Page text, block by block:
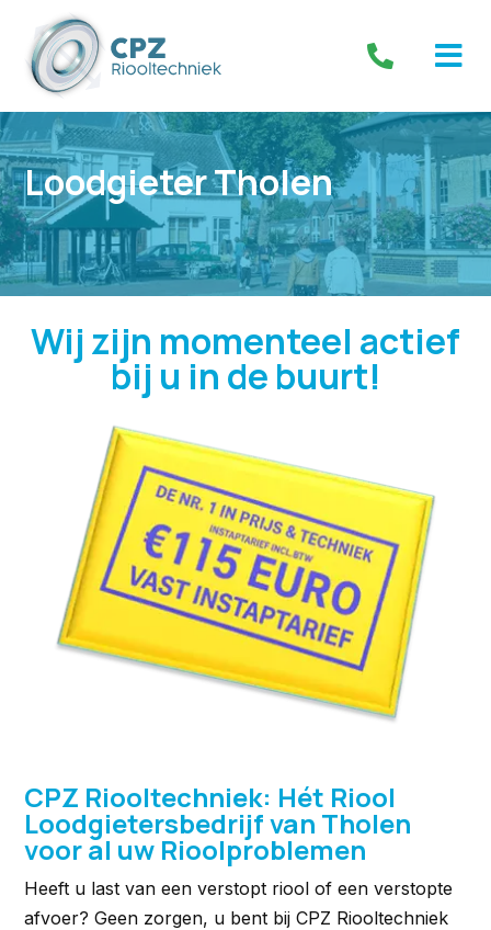
Loodgieter Tholen
Wij zijn momenteel actief
bij u in de buurt!
CPZ Riooltechniek: Hét Riool
Loodgietersbedrijf van Tholen
voor al uw Rioolproblemen
Heeft u last van een verstopt riool of een verstopte
afvoer? Geen zorgen, u bent bij CPZ Riooltechniek